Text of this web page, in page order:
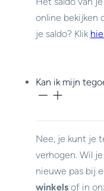
online bekijken
je saldo? Klik
Kan ik mijn
Nee, je kunt je
verhogen. Wil
nieuwe pas bij
winkels of in